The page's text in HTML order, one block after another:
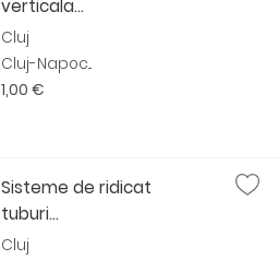
verticala...
Cluj
Cluj-Napoc...
1,00 €
Sisteme de ridicat
tuburi...
Cluj